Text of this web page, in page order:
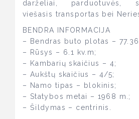
darželiai, parduotuvės,
viešasis transportas bei
BENDRA INFORMACIJA
– Bendras buto plotas –
– Rūsys – 6.1 kv.m;
– Kambarių skaičius – 4;
– Aukštų skaičius – 4/5;
– Namo tipas – blokinis;
– Statybos metai – 1968 m.;
– Šildymas – centrinis.